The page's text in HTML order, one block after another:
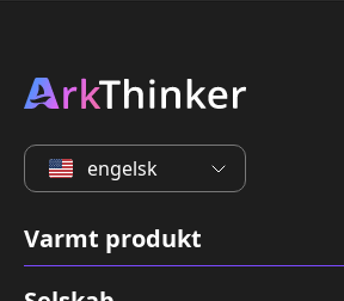
engelsk
Varmt produkt